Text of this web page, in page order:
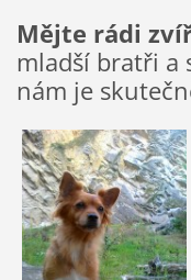
Mějte rádi
mladší bratři a
nám je